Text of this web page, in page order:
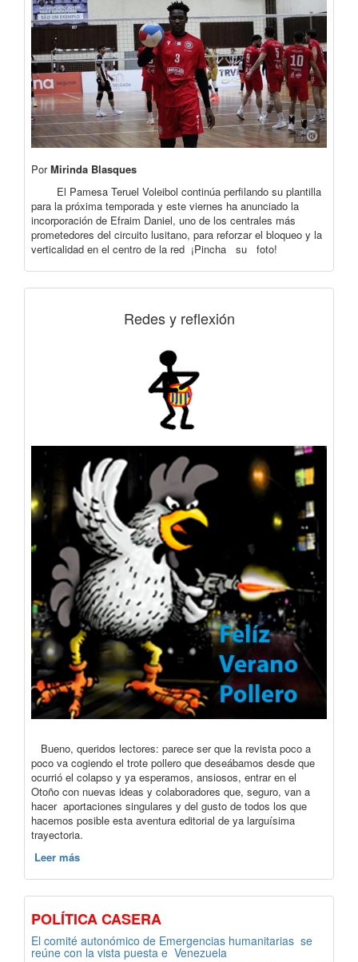
PorMirinda Blasques
El Pamesa Teruel Voleibol continúa perfilando su plantilla
para la próxima temporada y este viernes ha anunciado la
incorporación de Efraim Daniel, uno de los centrales más
prometedores del circuito lusitano, para reforzar el bloqueo y la
verticalidad en el centro de la red ¡Pincha su foto!
Redes y reflexión
Bueno, queridos lectores: parece ser que la revista poco a
poco va cogiendo el trote pollero que deseábamos desde que
ocurrió el colapso y ya esperamos, ansiosos, entrar en el
Otoño con nuevas ideas y colaboradores que, seguro, van a
hacer aportaciones singulares y del gusto de todos los que
hacemos posible esta aventura editorial de ya larguísima
trayectoria.
Leer más
POLÍTICA CASERA
El comité autonómico de Emergencias humanitarias se
reúne con la vista puesta e Venezuela